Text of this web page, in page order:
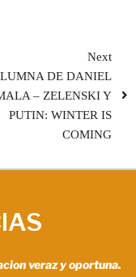
Next
DE DANIEL
– ZELENSKI Y
PUTIN: WINTER IS
COMING
veraz y oportuna.